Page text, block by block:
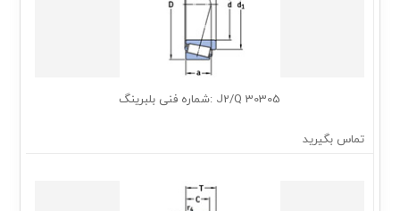
30305 J2/Q :شماره فنی بلبرینگ
تماس بگیرید